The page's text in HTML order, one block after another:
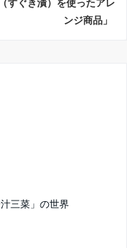
すぐき漬）を使ったアレ
ンジ商品」
三菜」の世界